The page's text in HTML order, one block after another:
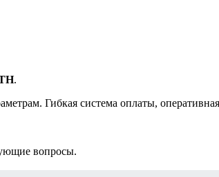
.
Гибкая система оплаты, оперативная
вопросы.